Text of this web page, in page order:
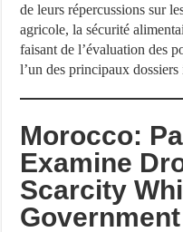
de leurs répercussions sur
agricole, la sécurité
faisant de l’évaluation des
l’un des principaux
Morocco:
Examine
Scarcity